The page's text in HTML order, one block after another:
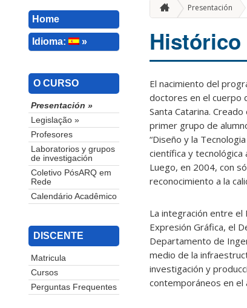
Home
Idioma: »
O CURSO
Presentación »
Legislação »
Profesores
Laboratorios y grupos
de investigación
Coletivo PósARQ em
Rede
Calendário Acadêmico
DISCENTE
Matricula
Cursos
Perguntas Frequentes
Presentación
Histórico
El nacimiento del
doctores en el cuerpo
Santa Catarina.
primer grupo de
“Diseño y la
científica y tecnológica
Luego, en 2004, con
reconocimiento a la
La integración entre
Expresión Gráfica, el
Departamento de
medio de la
investigación y
contemporáneos en el